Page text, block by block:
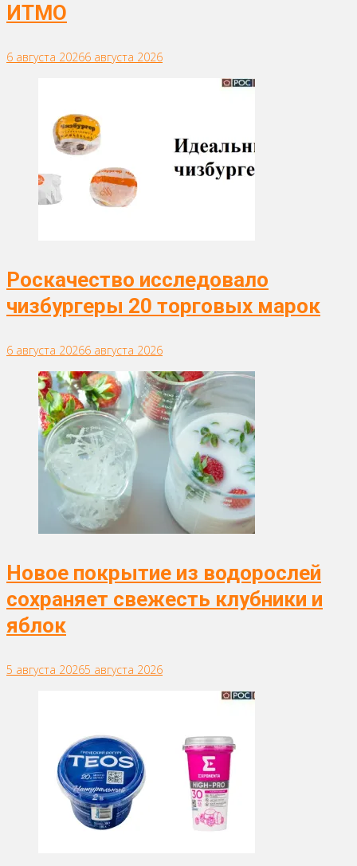
ИТМО
6 августа 20266 августа 2026
Роскачество исследовало
чизбургеры 20 торговых марок
6 августа 20266 августа 2026
Новое покрытие из водорослей
сохраняет свежесть клубники и
яблок
5 августа 20265 августа 2026